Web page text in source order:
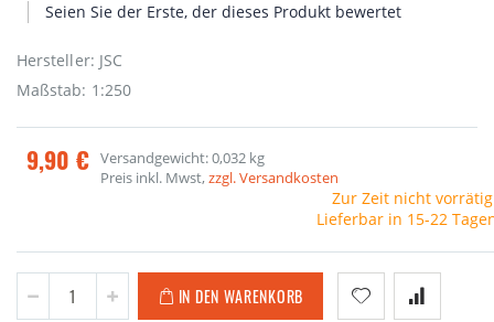
Seien Sie der Erste, der dieses Produkt bewertet
Hersteller: JSC
Maßstab: 1:250
9,90 € Versandgewicht: 0,032 kg
Preis inkl. Mwst,zzgl. Versandkosten
Zur Zeit nicht
Lieferbar in 15-22
IN DEN WARENKORB